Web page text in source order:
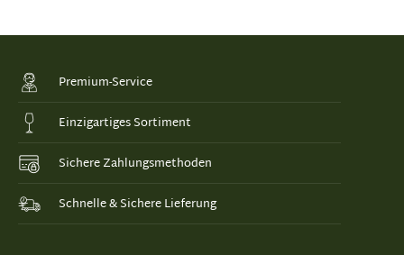
Premium-Service
Einzigartiges Sortiment
Sichere Zahlungsmethoden
Schnelle & Sichere Lieferung